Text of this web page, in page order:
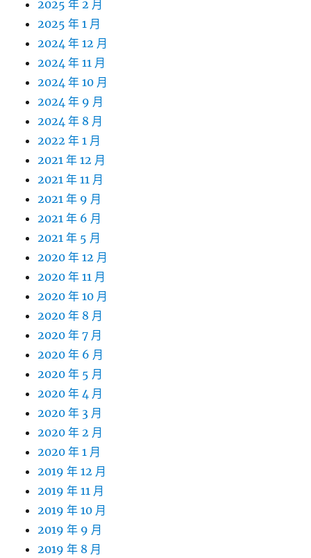
2025 年 2 月
2025 年 1 月
2024 年 12 月
2024 年 11 月
2024 年 10 月
2024 年 9 月
2024 年 8 月
2022 年 1 月
2021 年 12 月
2021 年 11 月
2021 年 9 月
2021 年 6 月
2021 年 5 月
2020 年 12 月
2020 年 11 月
2020 年 10 月
2020 年 8 月
2020 年 7 月
2020 年 6 月
2020 年 5 月
2020 年 4 月
2020 年 3 月
2020 年 2 月
2020 年 1 月
2019 年 12 月
2019 年 11 月
2019 年 10 月
2019 年 9 月
2019 年 8 月